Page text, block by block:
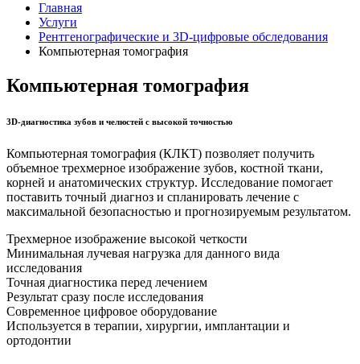
Главная
Услуги
Рентгенографические и 3D-цифровые обследования
Компьютерная томография
Компьютерная томография
3D-диагностика зубов и челюстей с высокой точностью
Компьютерная томография (КЛКТ) позволяет получить
объемное трехмерное изображение зубов, костной ткани,
корней и анатомических структур. Исследование помогает
поставить точный диагноз и спланировать лечение с
максимальной безопасностью и прогнозируемым результатом.
Трехмерное изображение высокой четкости
Минимальная лучевая нагрузка для данного вида
исследования
Точная диагностика перед лечением
Результат сразу после исследования
Современное цифровое оборудование
Используется в терапии, хирургии, имплантации и
ортодонтии